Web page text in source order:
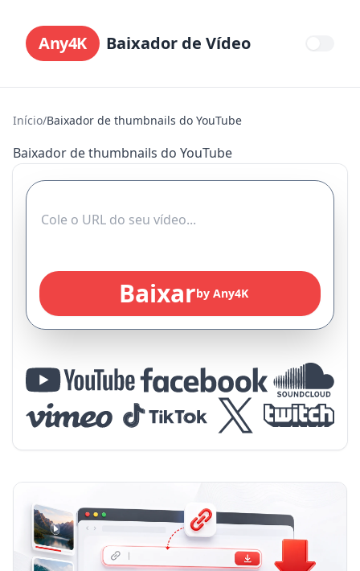
Any4K Baixador de Vídeo
Início/Baixador de thumbnails do YouTube
Baixador de thumbnails do YouTube
Baixarby Any4K